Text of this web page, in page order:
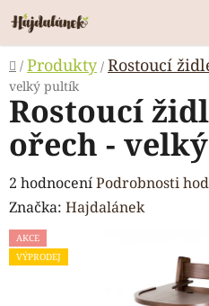
Přejít
na
obsah
Domů
/ Produkty / Rostoucí
velký pultík
Rostoucí
ořech -
Průměrné
hodnocení
produktu
je
2 hodnoceníPodrobnosti
Značka: Hajdalánek
AKCE
VÝPRODEJ